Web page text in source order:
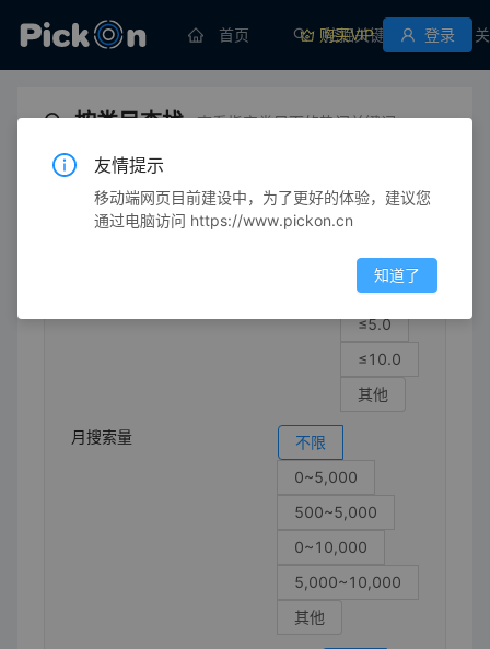
首页 挖掘关键词
购买VIP 登录
按类目查找 查看指定类目下的热门关键词
生育/育儿 皮肤色/身体用品 尿不湿霜
不限
≤1.0
≤5.0
≤10.0
其他
月搜索量
不限
0~5,000
500~5,000
0~10,000
5,000~10,000
其他
友情提示
移动端网页目前建设中，为了更好的体验，建议您
通过电脑访问 https://www.pickon.cn
知道了